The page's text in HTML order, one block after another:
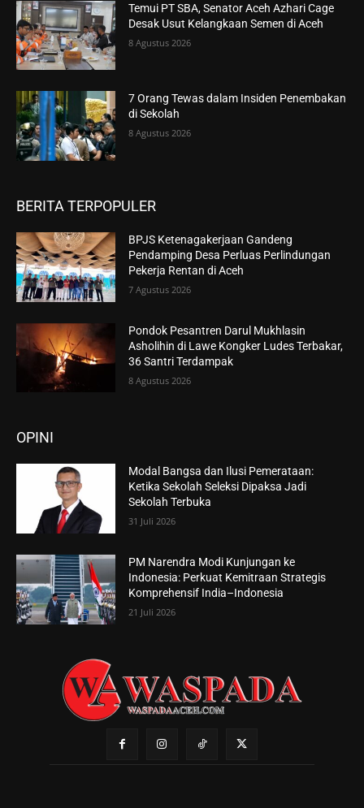
Temui PT SBA, Senator Aceh Azhari Cage
Desak Usut Kelangkaan Semen di Aceh
8 Agustus 2026
7 Orang Tewas dalam Insiden Penembakan
di Sekolah
8 Agustus 2026
BERITA TERPOPULER
BPJS Ketenagakerjaan Gandeng
Pendamping Desa Perluas Perlindungan
Pekerja Rentan di Aceh
7 Agustus 2026
Pondok Pesantren Darul Mukhlasin
Asholihin di Lawe Kongker Ludes Terbakar,
36 Santri Terdampak
8 Agustus 2026
OPINI
Modal Bangsa dan Ilusi Pemerataan:
Ketika Sekolah Seleksi Dipaksa Jadi
Sekolah Terbuka
31 Juli 2026
PM Narendra Modi Kunjungan ke
Indonesia: Perkuat Kemitraan Strategis
Komprehensif India–Indonesia
21 Juli 2026